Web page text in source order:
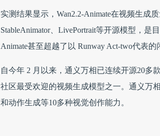
实测结果显示，Wan2.2-Animate在视频生成
StableAnimator、LivePortrait等开源模型，
Animate甚至超越了以 Runway Act-two代表的
自今年 2 月以来，通义万相已连续开源20多
社区最受欢迎的视频生成模型之一。通义万
和动作生成等10多种视觉创作能力。